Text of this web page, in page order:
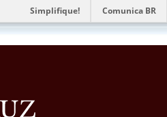
Simplifique! Comunica BR